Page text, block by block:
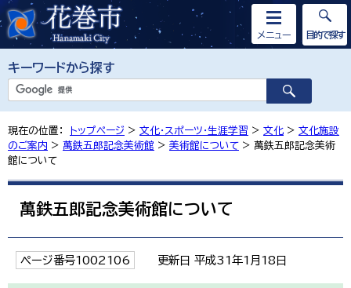
キーワードから探す
メニュー 目的で探す
現在の位置： トップページ > 文化・スポーツ・生涯学習 > 文化 > 文化施設
のご案内 > 萬鉄五郎記念美術館 > 美術館について > 萬鉄五郎記念美術
館について
萬鉄五郎記念美術館について
ページ番号1002106 更新日 平成31年1月18日